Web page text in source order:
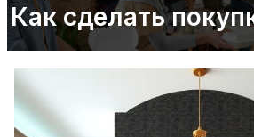
Как сделать